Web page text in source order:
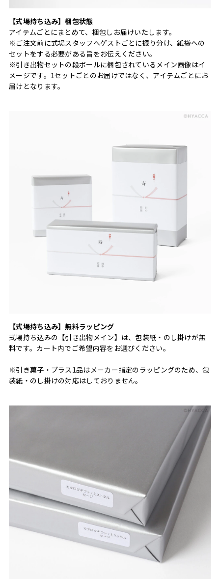
【式場持ち込み】梱包状態
アイテムごとにまとめて、梱包しお届けいたします。
※ご注文前に式場スタッフへゲストごとに振り分け、紙袋への
セットをする必要がある旨をお伝えください。
※引き出物セットの段ボールに梱包されているメイン画像はイ
メージです。1セットごとのお届けではなく、アイテムごとにお
届けとなります。
【式場持ち込み】無料ラッピング
式場持ち込みの【引き出物メイン】は、包装紙・のし掛けが無
料です。カート内でご希望内容をお選びください。
※引き菓子・プラス1品はメーカー指定のラッピングのため、包
装紙・のし掛けの対応はしておりません。